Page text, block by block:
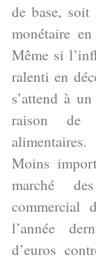
de base, soit
monétaire
Même si
ralenti en
s’attend à
raison de
alimentaires.
Moins
marché
commercial
l’année
d’euros